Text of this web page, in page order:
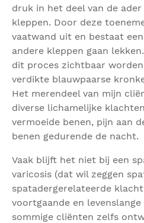
druk in het deel van de
kleppen. Door deze
vaatwand uit en bestaat
andere kleppen gaan
dit proces zichtbaar
verdikte blauwpaarse
Het merendeel van mijn
diverse lichamelijke
vermoeide benen, pijn aan
benen gedurende de nacht.
Vaak blijft het niet bij een
varicosis (dat wil zeggen
spatadergerelateerde
voortgaande en
sommige cliënten zelfs